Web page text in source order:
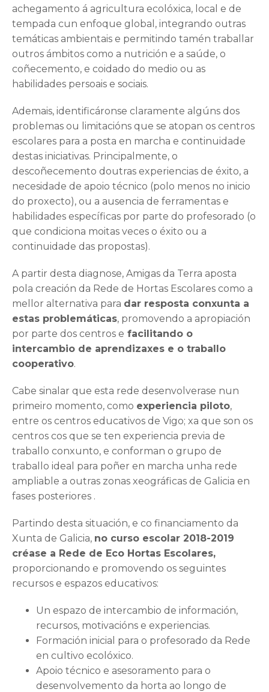
achegamento á agricultura ecolóxica, local e de
tempada cun enfoque global, integrando outras
temáticas ambientais e permitindo tamén traballar
outros ámbitos como a nutrición e a saúde, o
coñecemento, e coidado do medio ou as
habilidades persoais e sociais.
Ademais, identificáronse claramente algúns dos
problemas ou limitacións que se atopan os centros
escolares para a posta en marcha e continuidade
destas iniciativas. Principalmente, o
descoñecemento doutras experiencias de éxito, a
necesidade de apoio técnico (polo menos no inicio
do proxecto), ou a ausencia de ferramentas e
habilidades específicas por parte do profesorado (o
que condiciona moitas veces o éxito ou a
continuidade das propostas).
A partir desta diagnose, Amigas da Terra aposta
pola creación da Rede de Hortas Escolares como a
mellor alternativa para dar resposta conxunta a
estas problemáticas, promovendo a apropiación
por parte dos centros e facilitando o
intercambio de aprendizaxes e o traballo
cooperativo.
Cabe sinalar que esta rede desenvolverase nun
primeiro momento, como experiencia piloto,
entre os centros educativos de Vigo; xa que son os
centros cos que se ten experiencia previa de
traballo conxunto, e conforman o grupo de
traballo ideal para poñer en marcha unha rede
ampliable a outras zonas xeográficas de Galicia en
fases posteriores .
Partindo desta situación, e co financiamento da
Xunta de Galicia, no curso escolar 2018-2019
créase a Rede de Eco Hortas Escolares,
proporcionando e promovendo os seguintes
recursos e espazos educativos:
Un espazo de intercambio de información,
recursos, motivacións e experiencias.
Formación inicial para o profesorado da Rede
en cultivo ecolóxico.
Apoio técnico e asesoramento para o
desenvolvemento da horta ao longo de